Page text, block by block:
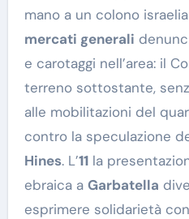
mano a un colono
mercati generali
e carotaggi nell’area: il
terreno sottostante,
alle mobilitazioni del
contro la speculazione
Hines. L’11la
ebraica a Garbatella
esprimere solidarietà